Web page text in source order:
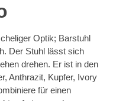
Optik; Barstuhl
Der Stuhl lässt sich
drehen. Er ist in den
Anthrazit, Kupfer, Ivory
für einen